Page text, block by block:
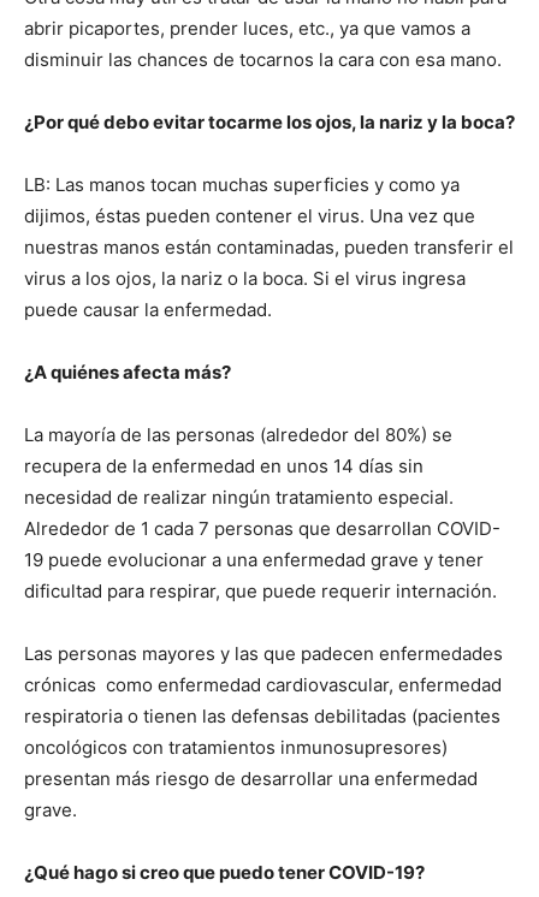
abrir picaportes, prender luces, etc., ya que vamos a
disminuir las chances de tocarnos la cara con esa mano.
¿Por qué debo evitar tocarme los ojos, la nariz y la boca?
LB: Las manos tocan muchas superficies y como ya
dijimos, éstas pueden contener el virus. Una vez que
nuestras manos están contaminadas, pueden transferir el
virus a los ojos, la nariz o la boca. Si el virus ingresa
puede causar la enfermedad.
¿A quiénes afecta más?
La mayoría de las personas (alrededor del 80%) se
recupera de la enfermedad en unos 14 días sin
necesidad de realizar ningún tratamiento especial.
Alrededor de 1 cada 7 personas que desarrollan COVID-
19 puede evolucionar a una enfermedad grave y tener
dificultad para respirar, que puede requerir internación.
Las personas mayores y las que padecen enfermedades
crónicas como enfermedad cardiovascular, enfermedad
respiratoria o tienen las defensas debilitadas (pacientes
oncológicos con tratamientos inmunosupresores)
presentan más riesgo de desarrollar una enfermedad
grave.
¿Qué hago si creo que puedo tener COVID-19?